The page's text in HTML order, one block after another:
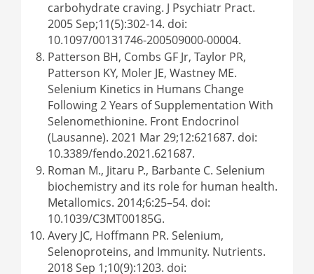
carbohydrate craving. J Psychiatr Pract.
2005 Sep;11(5):302-14. doi:
10.1097/00131746-200509000-00004.
Patterson BH, Combs GF Jr, Taylor PR,
Patterson KY, Moler JE, Wastney ME.
Selenium Kinetics in Humans Change
Following 2 Years of Supplementation With
Selenomethionine. Front Endocrinol
(Lausanne). 2021 Mar 29;12:621687. doi:
10.3389/fendo.2021.621687.
Roman M., Jitaru P., Barbante C. Selenium
biochemistry and its role for human health.
Metallomics. 2014;6:25–54. doi:
10.1039/C3MT00185G.
Avery JC, Hoffmann PR. Selenium,
Selenoproteins, and Immunity. Nutrients.
2018 Sep 1;10(9):1203. doi: